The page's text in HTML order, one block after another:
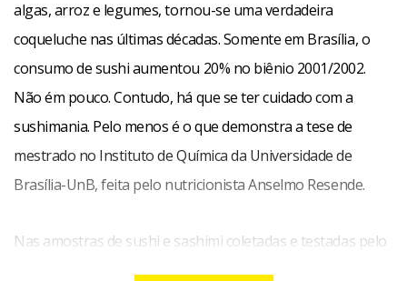
algas, arroz e legumes, tornou-se uma verdadeira
coqueluche nas últimas décadas. Somente em Brasília, o
consumo de sushi aumentou 20% no biênio 2001/2002.
Não ém pouco. Contudo, há que se ter cuidado com a
sushimania. Pelo menos é o que demonstra a tese de
mestrado no Instituto de Química da Universidade de
Brasília-UnB, feita pelo nutricionista Anselmo Resende.
Nas amostras de sushi e sashimi coletadas e testadas pelo
especialista, 25% estavam contaminadas com coliformes